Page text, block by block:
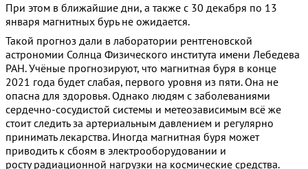
При этом в ближайшие дни, а также с 30 декабря по 13
января магнитных бурь не ожидается.
Такой прогноз дали в лаборатории рентгеновской
астрономии Солнца Физического института имени Лебедева
РАН. Учёные прогнозируют, что магнитная буря в конце
2021 года будет слабая, первого уровня из пяти. Она не
опасна для здоровья. Однако людям с заболеваниями
сердечно-сосудистой системы и метеозависимым всё же
стоит следить за артериальным давлением и регулярно
принимать лекарства. Иногда магнитная буря может
приводить к сбоям в электрооборудовании и
росту радиационной нагрузки на космические средства.